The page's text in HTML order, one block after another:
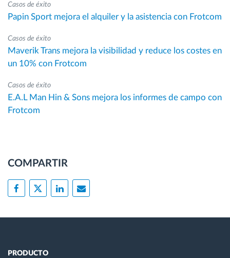
Casos de éxito
Papin Sport mejora el alquiler y la asistencia con Frotcom
Casos de éxito
Maverik Trans mejora la visibilidad y reduce los costes en
un 10% con Frotcom
Casos de éxito
E.A.L Man Hin & Sons mejora los informes de campo con
Frotcom
COMPARTIR
PRODUCTO